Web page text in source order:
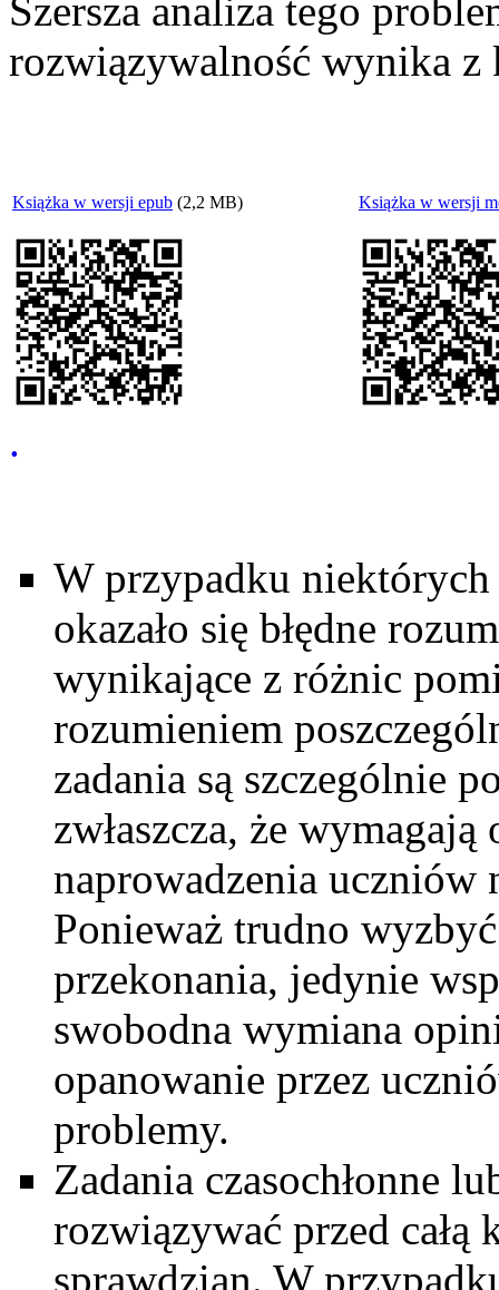
Szersza analiza tego
rozwiązywalność wynika
Książka w wersji epub (2,2 MB) Książka w wersji
.
W przypadku niektórych
okazało się błędne
wynikające z różnic
rozumieniem
zadania są szczególnie
zwłaszcza, że
naprowadzenia uczniów
Ponieważ trudno
przekonania, jedynie
swobodna wymiana
opanowanie przez
problemy.
Zadania czasochłonne
rozwiązywać przed całą
sprawdzian. W